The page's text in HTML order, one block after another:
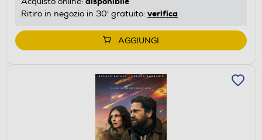
Ritiro in negozio in 30' gratuito: verifica
AGGIUNGI